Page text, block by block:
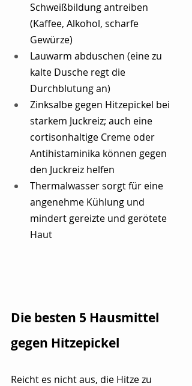
Schweißbildung antreiben
(Kaffee, Alkohol, scharfe
Gewürze)
Lauwarm abduschen (eine zu
kalte Dusche regt die
Durchblutung an)
Zinksalbe gegen Hitzepickel bei
starkem Juckreiz; auch eine
cortisonhaltige Creme oder
Antihistaminika können gegen
den Juckreiz helfen
Thermalwasser sorgt für eine
angenehme Kühlung und
mindert gereizte und gerötete
Haut
Die besten 5 Hausmittel
gegen Hitzepickel
Reicht es nicht aus, die Hitze zu